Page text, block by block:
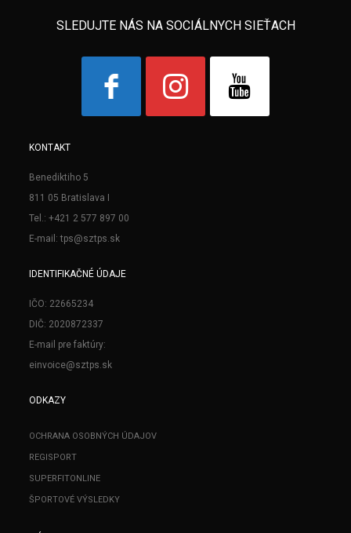
SLEDUJTE NÁS NA SOCIÁLNYCH SIEŤACH
KONTAKT
Benediktiho 5
811 05 Bratislava I
Tel.: +421 2 577 897 00
E-mail: tps@sztps.sk
IDENTIFIKAČNÉ ÚDAJE
IČO: 22665234
DIČ: 2020872337
E-mail pre faktúry:
einvoice@sztps.sk
ODKAZY
OCHRANA OSOBNÝCH ÚDAJOV
REGISPORT
SUPERFITONLINE
ŠPORTOVÉ VÝSLEDKY